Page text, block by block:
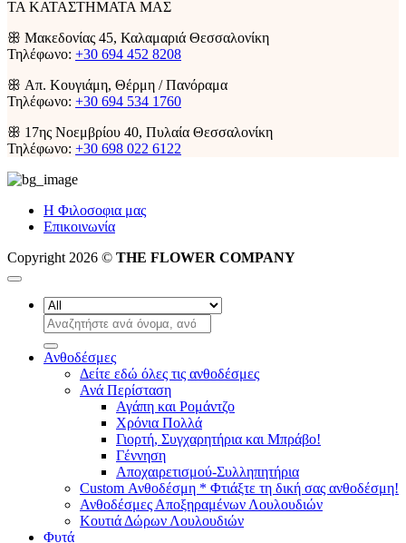
ΤΑ ΚΑΤΑΣΤΗΜΑΤΑ ΜΑΣ
ꕥ Μακεδονίας 45, Καλαμαριά Θεσσαλονίκη
Τηλέφωνο: +30 694 452 8208
ꕥ Απ. Κουγιάμη, Θέρμη / Πανόραμα
Τηλέφωνο: +30 694 534 1760
ꕥ 17ης Νοεμβρίου 40, Πυλαία Θεσσαλονίκη
Τηλέφωνο: +30 698 022 6122
Η Φιλοσοφια μας
Επικοινωνία
Copyright 2026 © THE FLOWER COMPANY
Αναζήτηση
για:
Ανθοδέσμες
Δείτε εδώ όλες τις ανθοδέσμες
Ανά Περίσταση
Αγάπη και Ρομάντζο
Χρόνια Πολλά
Γιορτή, Συγχαρητήρια και Μπράβο!
Γέννηση
Αποχαιρετισμού-Συλληπητήρια
Custom Ανθοδέσμη * Φτιάξτε τη δική σας ανθοδέσμη!
Ανθοδέσμες Αποξηραμένων Λουλουδιών
Κουτιά Δώρων Λουλουδιών
Φυτά